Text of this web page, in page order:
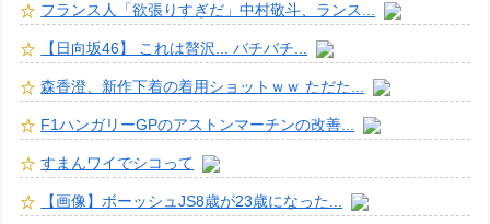
フランス人「欲張りすぎだ」中村敬斗、ランス...
【日向坂46】 これは贅沢... バチバチ...
森香澄、新作下着の着用ショットｗｗ ただた...
F1ハンガリーGPのアストンマーチンの改善...
すまんワイでシコって
【画像】ボーッシュJS8歳が23歳になった...